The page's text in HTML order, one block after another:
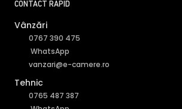
CONTACT RAPID
Vânzări
0767 390 475
WhatsApp
vanzari@e-camere.ro
Tehnic
0765 487 387